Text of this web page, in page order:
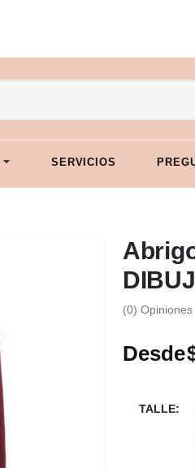
SERVICIOS
(0) Opiniones
Desde
TALLE